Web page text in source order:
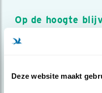
Deze website maakt
Op de hoogte
Meld je aan en ontvang
over vogels en